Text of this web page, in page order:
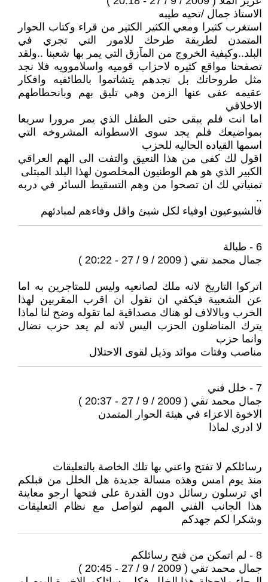
الاستاذ جمال /تحيه طيبه
استغرب كثيرا ومعي الكثير الكثير من قراء وكتاب الحوار
المتمدن لطريقة طرحك للامور التي تجري في
البلد..وكيفية الخروج من المآزق التي يمر بها شعبنا ..ولقد
تصفحنا مواقع كثيره لاحزاب قوميه واسلاموويه فلا نجد
مثل طروحاتك بل نجدهم يتشاتموا بالطائفيه وافكار
عقيمه عفى عنها الزمن وهي تليق بهم وبانحطاطهم
الاخلاقي
اما انت فلم يبقى حتى الطفل الذي يمر مرورا سريعا
بمواضيعك فلم يجد سوى الاسطوانه المشروخه التي
اسمها القياده الحاليه للحزب
اقول لك كفى من هذا النعيق والتفت الى الهم العراقي
الكبير الذي هو هم الوطنيون المخلصون لهذا البلد المبتلى
تمنياتي لك ان تصحوا من وهم التسقيط السائر في دربه
..
فالشيوعيون اوفياء لكل شيئ واقل وفاءهم لمبادئهم
6 - طبالة
جمال محمد تقي ( 2009 / 9 / 27 - 20:22 )
اتركوا التاريخ لانه ملك لصانعيه وليس للمتاجرين به اما
عن الشعبية فيكفي ان نقول ان اقرب المقربين لهذا
الخرب وبالالاف لو هناك مصداقية لما تقوله وضح لنا لماذا
يترك المناضلون الحزب اليس لانه لم يعد حزب نضال
وانما حزب
مناصب وفتات موائد وذيل لقوى الاحتلال
7 - خلل فني
جمال محمد تقي ( 2009 / 9 / 27 - 20:37 )
الاخوة الاعزاء في هيئة الحوار المتمدن
لا ادري لماذا
رسائلكم لا تفتح واعني بها تلك الخاصة بالتعليقات
منذ يوم امس وهذه مسالة جديدة هل الخلل من قبلكم
اي ترسلون رسائل دون القدرة على فتحها ارجو معاينة
هذا الجانب الفني المهم لتواصل مع نظام التعليقات
وشكرا لكم جهدكم
8 - لم اتمكن من فتح رسائلكم
جمال محمد تقي ( 2009 / 9 / 27 - 20:45 )